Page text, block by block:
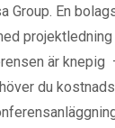
Group. En
är knepig
du